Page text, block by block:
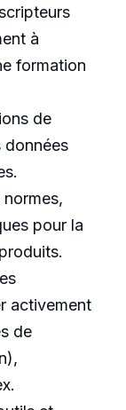
à
formation
de
données
pour la
activement
de